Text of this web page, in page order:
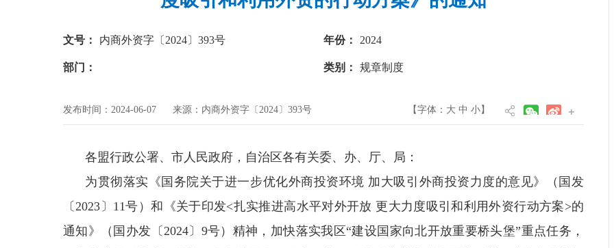
文号： 内商外资字〔2024〕393号 年份： 2024
部门： 类别： 规章制度
发布时间：2024-06-07 来源：内商外资字〔2024〕393号 【字体： 大 中 小】
各盟行政公署、市人民政府，自治区各有关委、办、厅、局：
为贯彻落实《国务院关于进一步优化外商投资环境 加大吸引外商投资力度的意见》（国发
〔2023〕11号）和《关于印发<扎实推进高水平对外开放 更大力度吸引和利用外资行动方案>的
通知》（国办发〔2024〕9号）精神，加快落实我区“建设国家向北开放重要桥头堡”重点任务，